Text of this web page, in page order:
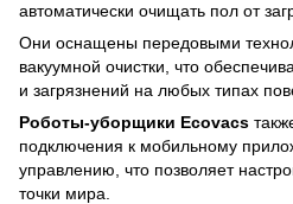
автоматически очищать пол от
Они оснащены передовыми
вакуумной очистки, что
и загрязнений на любых типах
Роботы-уборщики Ecovacs
подключения к мобильному
управлению, что позволяет
точки мира.